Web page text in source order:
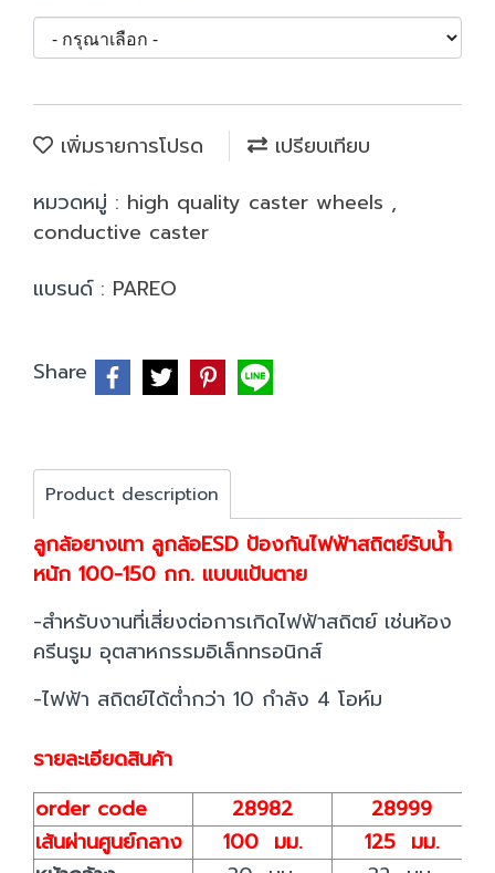
เพิ่มรายการโปรด
เปรียบเทียบ
หมวดหมู่ : high quality caster wheels ,
conductive caster
แบรนด์ : PAREO
Share
Product description
ลูกล้อยางเทา ลูกล้อESD ป้องกันไฟฟ้าสถิตย์รับน้ำ
หนัก 100-150 กก. แบบแป้นตาย
-สำหรับงานที่เสี่ยงต่อการเกิดไฟฟ้าสถิตย์ เช่นห้อง
ครีนรูม อุตสาหกรรมอิเล็กทรอนิกส์
-ไฟฟ้า สถิตย์ได้ต่ำกว่า 10 กำลัง 4 โอห์ม
รายละเอียดสินค้า
order code
28982
28999
เส้นผ่านศูนย์กลาง
100 มม.
125 มม.